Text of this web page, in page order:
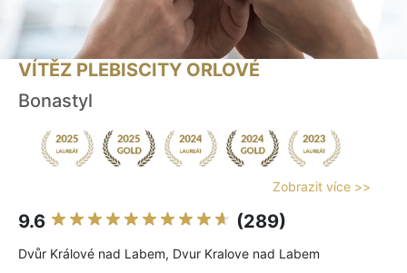
VÍTĚZ PLEBISCITY ORLOVÉ
Bonastyl
Zobrazit více >>
9.6 (289)
Dvůr Králové nad Labem, Dvur Kralove nad Labem